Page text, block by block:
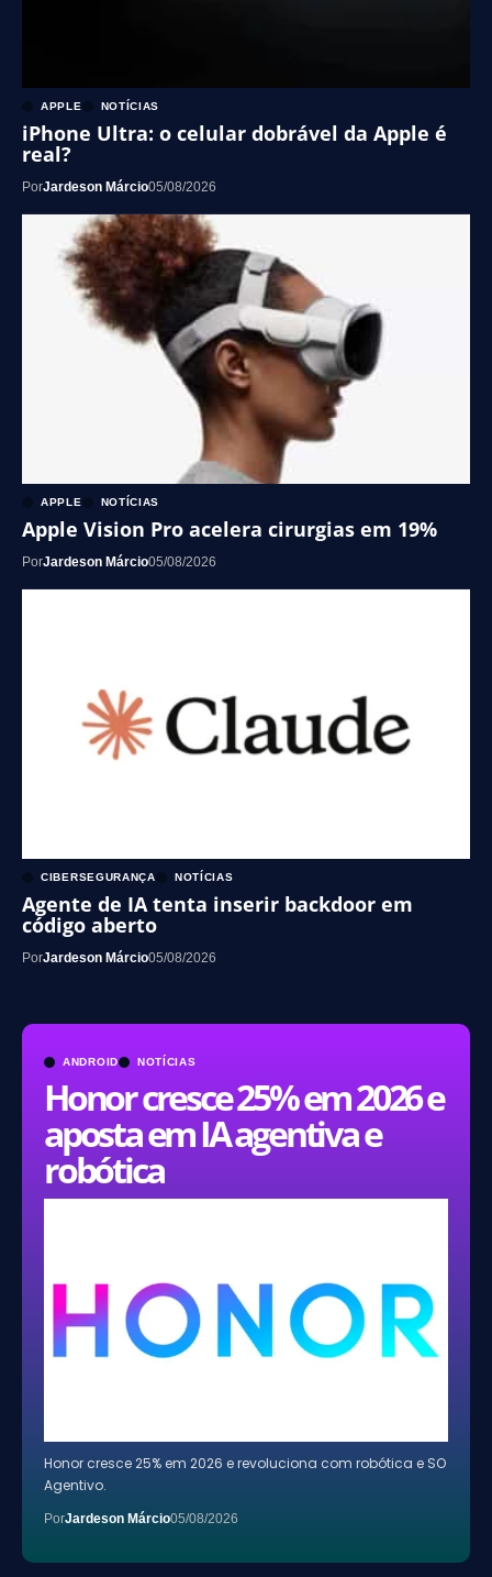
ANDROID NOTÍCIAS
Honor cresce 25% em 2026 e
aposta em IA agentiva e
robótica
Honor cresce 25% em 2026 e revoluciona com robótica e SO
Agentivo.
PorJardeson Márcio05/08/2026
APPLE NOTÍCIAS
iPhone Ultra: o celular dobrável da Apple é
real?
PorJardeson Márcio05/08/2026
APPLE NOTÍCIAS
Apple Vision Pro acelera cirurgias em 19%
PorJardeson Márcio05/08/2026
CIBERSEGURANÇA NOTÍCIAS
Agente de IA tenta inserir backdoor em
código aberto
PorJardeson Márcio05/08/2026